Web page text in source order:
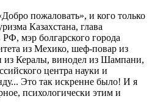
пожаловать», и кого только
Казахстана, глава
РФ, мэр болгарского города
из Мехико, шеф-повар из
из Кералы, винодел из Шампани,
центра науки и
Это так искренне было! И я
психологически этим и